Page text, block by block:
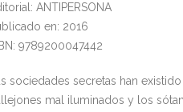
ANTIPERSONA
en: 2016
9789200047442
sociedades secretas han
mal iluminados y los